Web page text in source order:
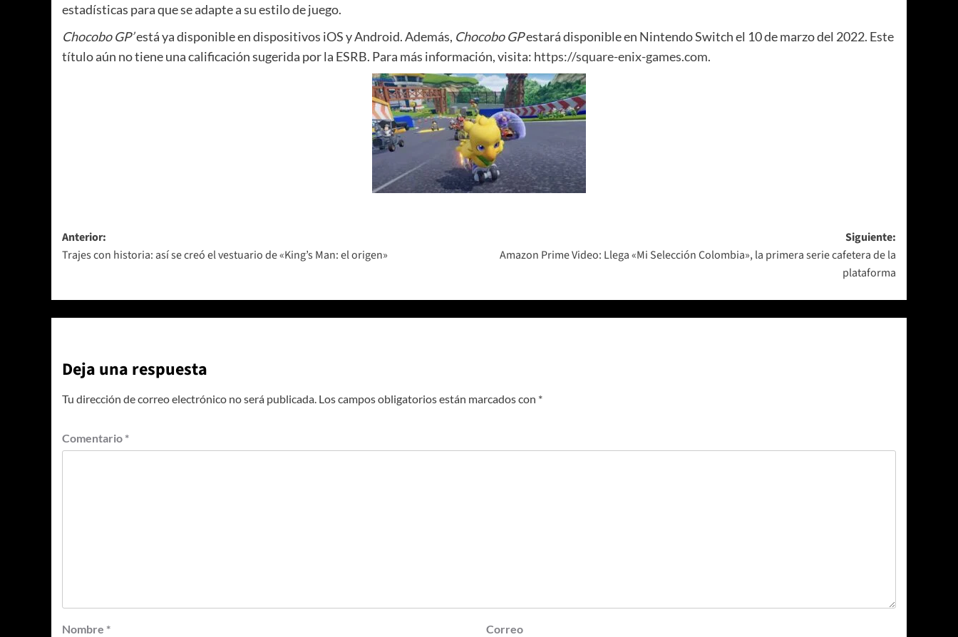
estadísticas para que se adapte a su estilo de juego.
Chocobo GP’está ya disponible en dispositivos iOS y Android. Además, Chocobo GPestará disponible en Nintendo Switch el 10 de marzo del 2022. Este
título aún no tiene una calificación sugerida por la ESRB. Para más información, visita: https://square-enix-games.com.
Navegación
de
Anterior:
Trajes con historia: así se creó el vestuario de «King’s Man: el origen»
Siguiente:
Amazon Prime Video: Llega «Mi Selección Colombia», la primera serie cafetera de la
plataforma
Deja una respuesta
Tu dirección de correo electrónico no será publicada. Los campos obligatorios están marcados con *
Comentario *
Nombre *
Correo